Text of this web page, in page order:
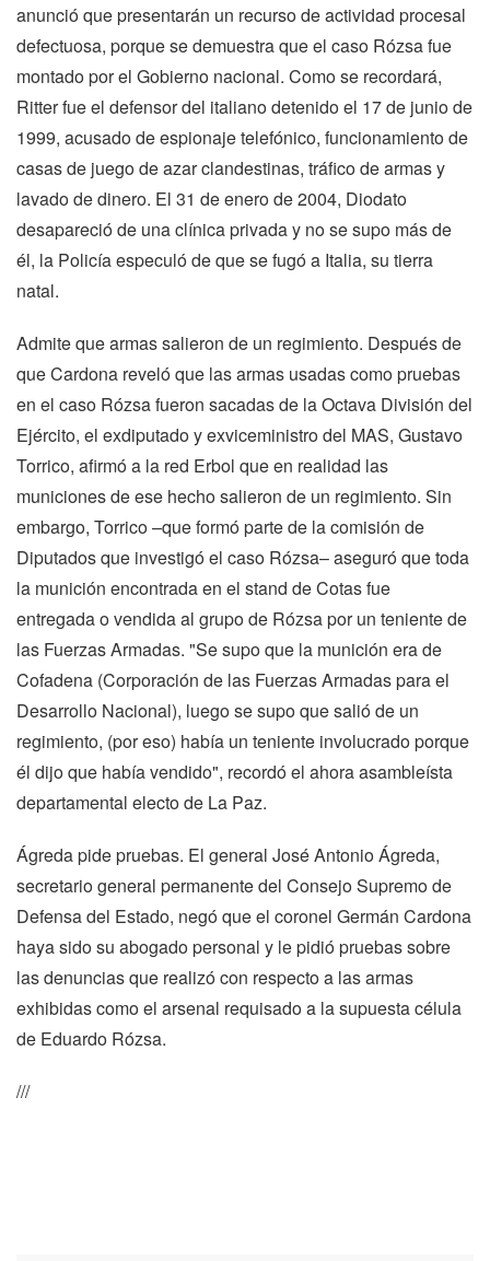
anunció que presentarán un recurso de actividad procesal
defectuosa, porque se demuestra que el caso Rózsa fue
montado por el Gobierno nacional. Como se recordará,
Ritter fue el defensor del italiano detenido el 17 de junio de
1999, acusado de espionaje telefónico, funcionamiento de
casas de juego de azar clandestinas, tráfico de armas y
lavado de dinero. El 31 de enero de 2004, Diodato
desapareció de una clínica privada y no se supo más de
él, la Policía especuló de que se fugó a Italia, su tierra
natal.
Admite que armas salieron de un regimiento. Después de
que Cardona reveló que las armas usadas como pruebas
en el caso Rózsa fueron sacadas de la Octava División del
Ejército, el exdiputado y exviceministro del MAS, Gustavo
Torrico, afirmó a la red Erbol que en realidad las
municiones de ese hecho salieron de un regimiento. Sin
embargo, Torrico –que formó parte de la comisión de
Diputados que investigó el caso Rózsa– aseguró que toda
la munición encontrada en el stand de Cotas fue
entregada o vendida al grupo de Rózsa por un teniente de
las Fuerzas Armadas. "Se supo que la munición era de
Cofadena (Corporación de las Fuerzas Armadas para el
Desarrollo Nacional), luego se supo que salió de un
regimiento, (por eso) había un teniente involucrado porque
él dijo que había vendido", recordó el ahora asambleísta
departamental electo de La Paz.
Ágreda pide pruebas. El general José Antonio Ágreda,
secretario general permanente del Consejo Supremo de
Defensa del Estado, negó que el coronel Germán Cardona
haya sido su abogado personal y le pidió pruebas sobre
las denuncias que realizó con respecto a las armas
exhibidas como el arsenal requisado a la supuesta célula
de Eduardo Rózsa.
///